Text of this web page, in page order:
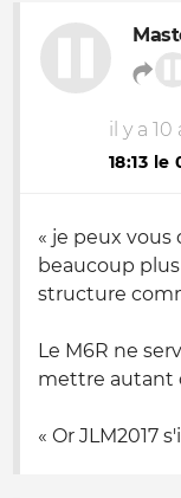
il y a 10
18:13 le
« je peux vous
beaucoup
structure
Le M6R ne
mettre autant
« Or JLM2017